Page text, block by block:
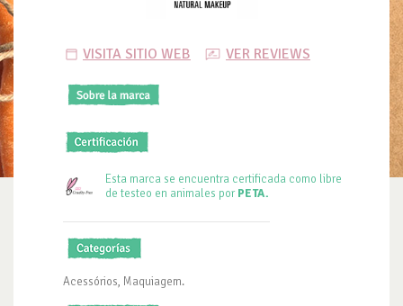
VISITA SITIO WEB VER REVIEWS
Esta marca se encuentra certificada como libre
de testeo en animales porPETA.
Acessórios, Maquiagem.